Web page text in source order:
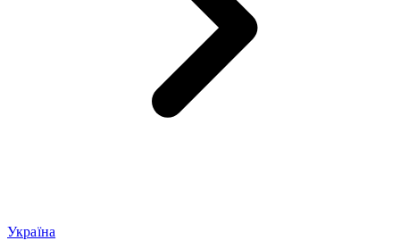
Україна